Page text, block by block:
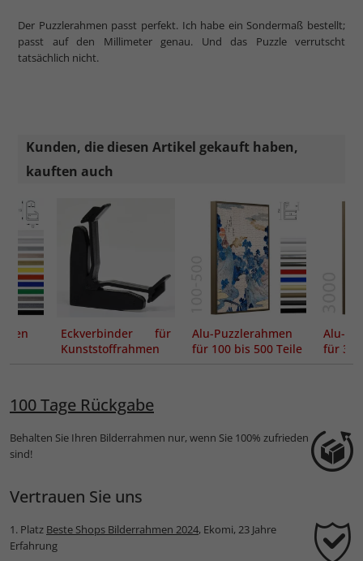
Der Puzzlerahmen passt perfekt. Ich habe ein Sondermaß bestellt;
passt auf den Millimeter genau. Und das Puzzle verrutscht
tatsächlich nicht.
Kunden, die diesen Artikel gekauft haben,
kauften auch
Eckverbinder für
Kunststoffrahmen
Alu-Puzzlerahmen
für 100 bis 500 Teile
Alu-
für
100 Tage Rückgabe
Behalten Sie Ihren Bilderrahmen nur, wenn Sie 100% zufrieden
sind!
Vertrauen Sie uns
1. Platz Beste Shops Bilderrahmen 2024, Ekomi, 23 Jahre
Erfahrung